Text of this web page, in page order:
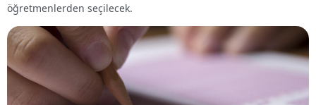
öğretmenlerden seçilecek.